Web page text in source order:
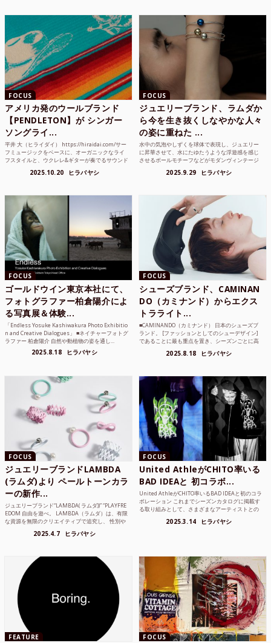
FOCUS
アメリカ発のウールブランド
【PENDLETON】が シンガー
ソングライ...
平井 大（ヒライダイ） https://hiraidai.com/サー
フミュージックをベースに、オーガニックなライ
フスタイルと、ウクレレ&ギターが奏でるサウンド
2025.10.20 ヒラバヤシ
FOCUS
ジュエリーブランド、ラムダか
ら今を生き抜くしなやかな人々
の姿に重ねた ...
水中の気泡やしずくを球体で表現し、ジュエリー
に昇華させて、水にたゆたうような浮遊感を感じ
させるボールモチーフなどがモダンヴィンテージ
レクションを202...
2025.9.29 ヒラバヤシ
FOCUS
ゴールドウイン東京本社にて、
フォトグラファー柏倉陽介によ
る写真展＆体験...
「Endless Yosuke Kashiwakura Photo Exhibitio
n and Creative Dialogues」 ■ネイチャーフォトグ
ラファー 柏倉陽介 自然や動植物の姿を通し...
2025.8.18 ヒラバヤシ
FOCUS
シューズブランド、CAMINAN
DO（カミナンド）からエクス
トラライト...
■CAMINANDO（カミナンド） 日本のシューズブ
ランド。 [ファッションとしてのシューデザイン]
であることに最も重点を置き、シーズンごとに高
でも持つメキ...2025.8.18 ヒラバヤシ
FOCUS
ジュエリーブランドLAMBDA
(ラムダ)より ペールトーンカラ
ーの新作...
ジュエリーブランド“LAMBDA( ラムダ))” “PLAYFRE
EDOM 自由を遊べ。 LAMBDA（ラムダ）は、有限
な資源を無限のクリエイティブで追究し、 性別や
2025.4.7 ヒラバヤシ
FOCUS
United AthleがCHITO率いる
BAD IDEAと 初コラボ...
United AthleがCHITO率いるBAD IDEAと初のコラ
ボレーション これまでシーズンカタログに掲載す
る取り組みとして、さまざまなアーティストとの
2025.3.14 ヒラバヤシ
FEATURE FOCUS